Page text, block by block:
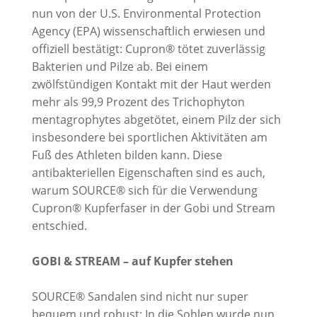
nun von der U.S. Environmental Protection
Agency (EPA) wissenschaftlich erwiesen und
offiziell bestätigt: Cupron® tötet zuverlässig
Bakterien und Pilze ab. Bei einem
zwölfstündigen Kontakt mit der Haut werden
mehr als 99,9 Prozent des Trichophyton
mentagrophytes abgetötet, einem Pilz der sich
insbesondere bei sportlichen Aktivitäten am
Fuß des Athleten bilden kann. Diese
antibakteriellen Eigenschaften sind es auch,
warum SOURCE® sich für die Verwendung
Cupron® Kupferfaser in der Gobi und Stream
entschied.
GOBI & STREAM – auf Kupfer stehen
SOURCE® Sandalen sind nicht nur super